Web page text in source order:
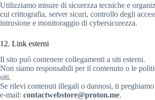
Utilizziamo misure di sicurezza tecniche e
cui crittografia, server sicuri, controllo degli
intrusione e monitoraggio di cybersicurezza.
12. Link esterni
Il sito può contenere collegamenti a siti esterni.
Non siamo responsabili per il contenuto o le
siti.
Se rilevi contenuti illegali o dannosi, ti
e-mail: contactwebstore@proton.me.